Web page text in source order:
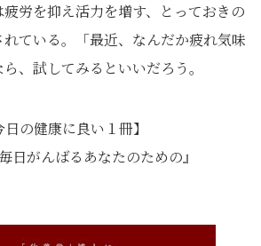
労を抑え活力を増す、とっておきの
ている。「最近、なんだか疲れ気味
、試してみるといいだろう。
日の健康に良い１冊】
日がんばるあなたのための』